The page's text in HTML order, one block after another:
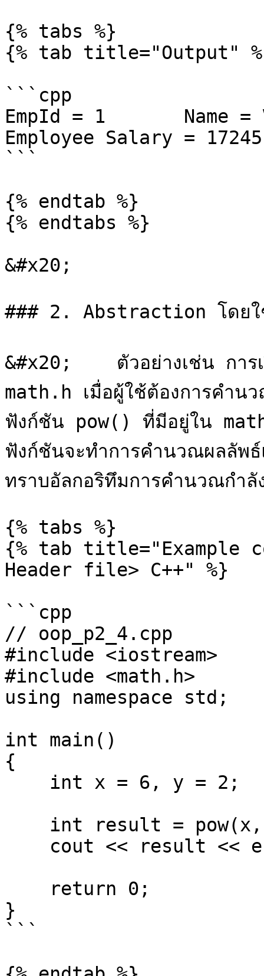
{% tabs %}
{% tab title="Output"
```cpp
EmpId = 1       Name =
Employee Salary =
```
{% endtab %}
{% endtabs %}
&#x20;
### 2. Abstraction โดยใ
&#x20;    ตัวอย่างเช่น การ
math.h เมื่อผู้ใช้ต้องการคำน
ฟังก์ชัน pow() ที่มีอยู่ใน
ฟังก์ชันจะทำการคำนวณผลลัพ
ทราบอัลกอริทึมการคำนวณกำลั
{% tabs %}
{% tab title="Example
Header file> C++" %}
```cpp
// oop_p2_4.cpp
#include <iostream>
#include <math.h>
using namespace std;
int main()
{
}
```